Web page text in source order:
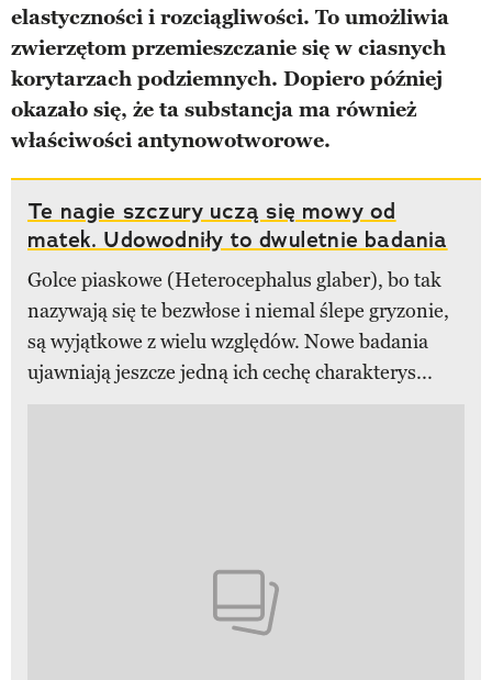
elastyczności i rozciągliwości. To umożliwia
zwierzętom przemieszczanie się w ciasnych
korytarzach podziemnych. Dopiero później
okazało się, że ta substancja ma również
właściwości antynowotworowe.
Te nagie szczury uczą się mowy od
matek. Udowodniły to dwuletnie badania
Golce piaskowe (Heterocephalus glaber), bo tak
nazywają się te bezwłose i niemal ślepe gryzonie,
są wyjątkowe z wielu względów. Nowe badania
ujawniają jeszcze jedną ich cechę charakterys...